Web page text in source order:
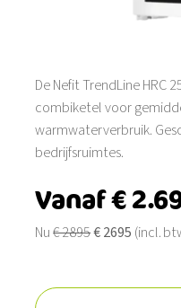
De Nefit TrendLine HRC
combiketel voor
warmwaterverbruik.
bedrijfsruimtes.
Vanaf €
Nu€ 2895€ 2695 (incl.